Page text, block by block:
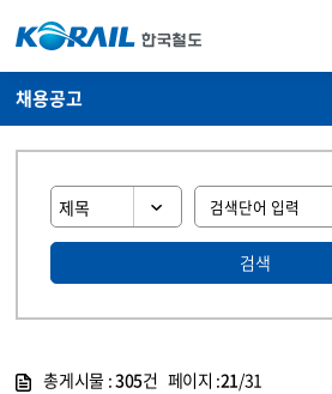
채용공고
검색
총게시물 :305건 페이지 :21/31